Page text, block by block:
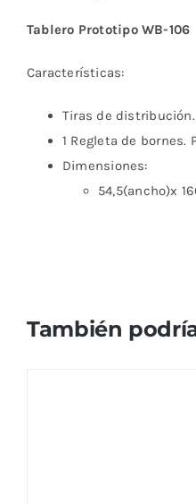
Tablero Prototipo WB-106
Características:
Tiras de
1 Regleta de bornes.
Dimensiones:
54,5(ancho)x
También